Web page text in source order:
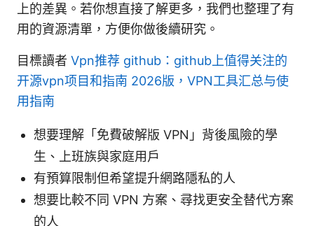
上的差異。若你想直接了解更多，我們也整理了有
用的資源清單，方便你做後續研究。
目標讀者 Vpn推荐 github：github上值得关注的
开源vpn项目和指南 2026版，VPN工具汇总与使
用指南
想要理解「免費破解版 VPN」背後風險的學
生、上班族與家庭用戶
有預算限制但希望提升網路隱私的人
想要比較不同 VPN 方案、尋找更安全替代方案
的人